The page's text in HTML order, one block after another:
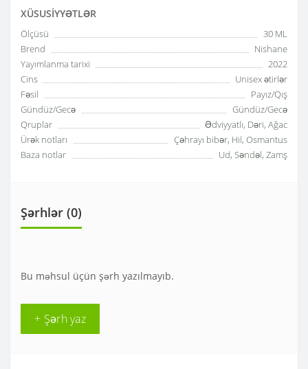
XÜSUSIYYƏTLƏR
Ölçüsü
30 ML
Brend
Nishane
Yayımlanma tarixi
2022
Cins
Unisex ətirlər
Fəsil
Payız/Qış
Gündüz/Gecə
Gündüz/Gecə
Qruplar
Ədviyyatlı, Dəri, Ağac
Ürək notları
Çəhrayı bibər, Hil, Osmantus
Baza notlar
Ud, Səndəl, Zamş
Şərhlər (0)
Bu məhsul üçün şərh yazılmayıb.
+ Şərh yaz